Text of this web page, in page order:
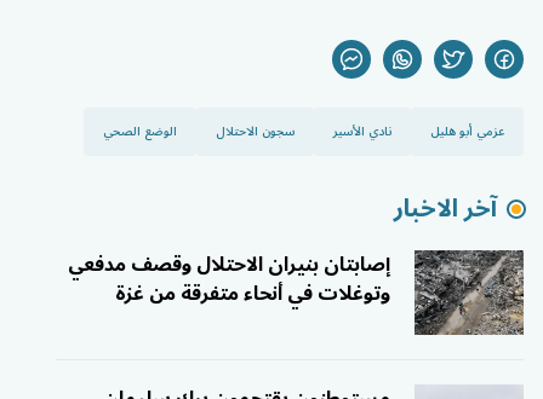
عزمي أبو هليل نادي الأسير سجون الاحتلال الوضع الصحي
آخر الاخبار
إصابتان بنيران الاحتلال وقصف مدفعي
وتوغلات في أنحاء متفرقة من غزة